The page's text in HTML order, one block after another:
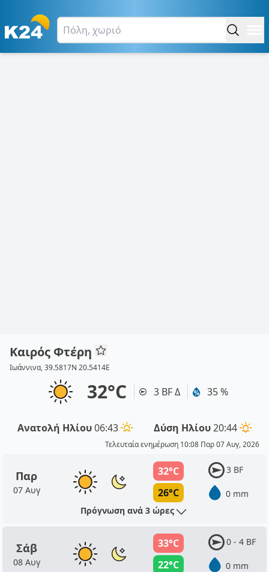
Καιρός Φτέρη
Ιωάννινα, 39.5817N 20.5414E
32°C 3 BF Δ 35 %
Ανατολή Ηλίου06:43 Δύση Ηλίου20:44
Τελευταία ενημέρωση 10:08 Παρ 07 Αυγ, 2026
Παρ
07 Αυγ
32°C
26°C
3 BF
0 mm
Πρόγνωση ανά 3 ώρες
Σάβ
08 Αυγ
33°C
22°C
0 - 4 BF
0 mm